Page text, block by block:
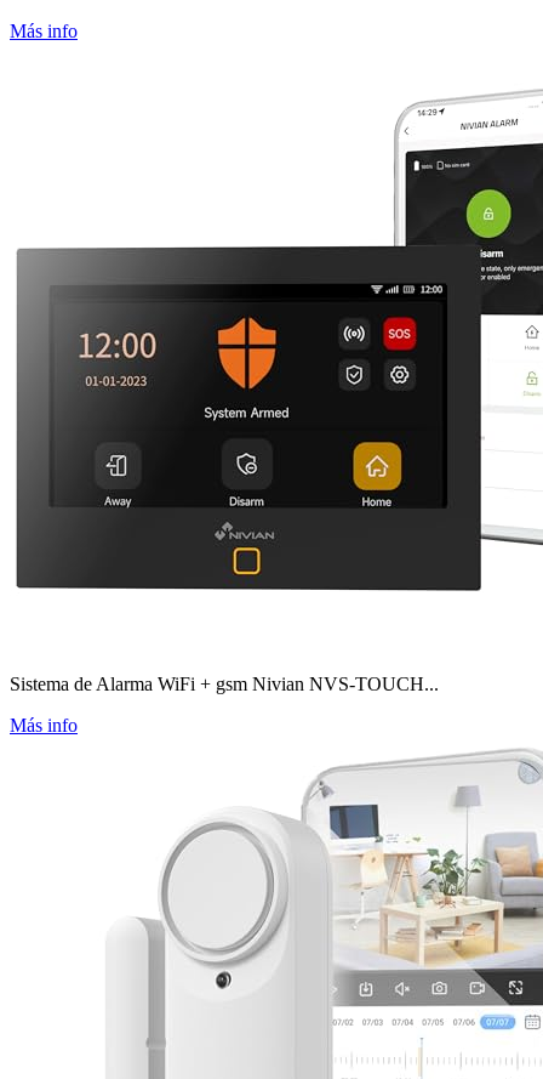
Más info
Sistema de Alarma WiFi + gsm Nivian NVS-TOUCH...
Más info